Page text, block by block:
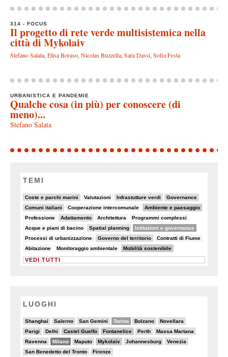
314 - FOCUS
Il progetto di rete verde multisistemica nella
città di Mykolaiv
Stefano Salata, Elisa Boraso, Nicolas Buzzella, Sara Dassi, Sofia Festa
URBANISTICA E PANDEMIE
Qualche cosa (in più) per conoscere (di
meno)...
Stefano Salata
TEMI
Coste e parchi marini
19/82 Valutazioni
5/82 Infrastutture verdi
10/82 Governance
18/82
Comuni italiani
18/82 Cooperazione intercomunale
7/82 Ambiente e paesaggio
32/82
Professione
5/82 Adattamento
13/82 Architettura
7/82 Programmi complessi
5/82
Acque e piani di bacino
5/82 Spatial planning
9/82 Istituzioni e governance
49/82
Processi di urbanizzazione
8/82 Governo del territorio
19/82 Contratti di Fiume
5/82
Abitazione
8/82 Monitoraggio ambientale
6/82 Mobilità sostenibile
25/82
VEDI TUTTI
LUOGHI
Shanghai
3/20 Salerno
4/20 San Gemini
2/20 Torino
10/20 Bolzano
4/20 Novellara
4/20
Parigi
4/20 Delhi
4/20 Castel Guelfo
6/20 Fontanelice
6/20 Perth
3/20 Massa Martana
2/20
Ravenna
3/20 Milano
13/20 Maputo
4/20 Mykolaïv
7/20 Johannesburg
3/20 Venezia
4/20
San Benedetto del Tronto
3/20 Firenze
2/20